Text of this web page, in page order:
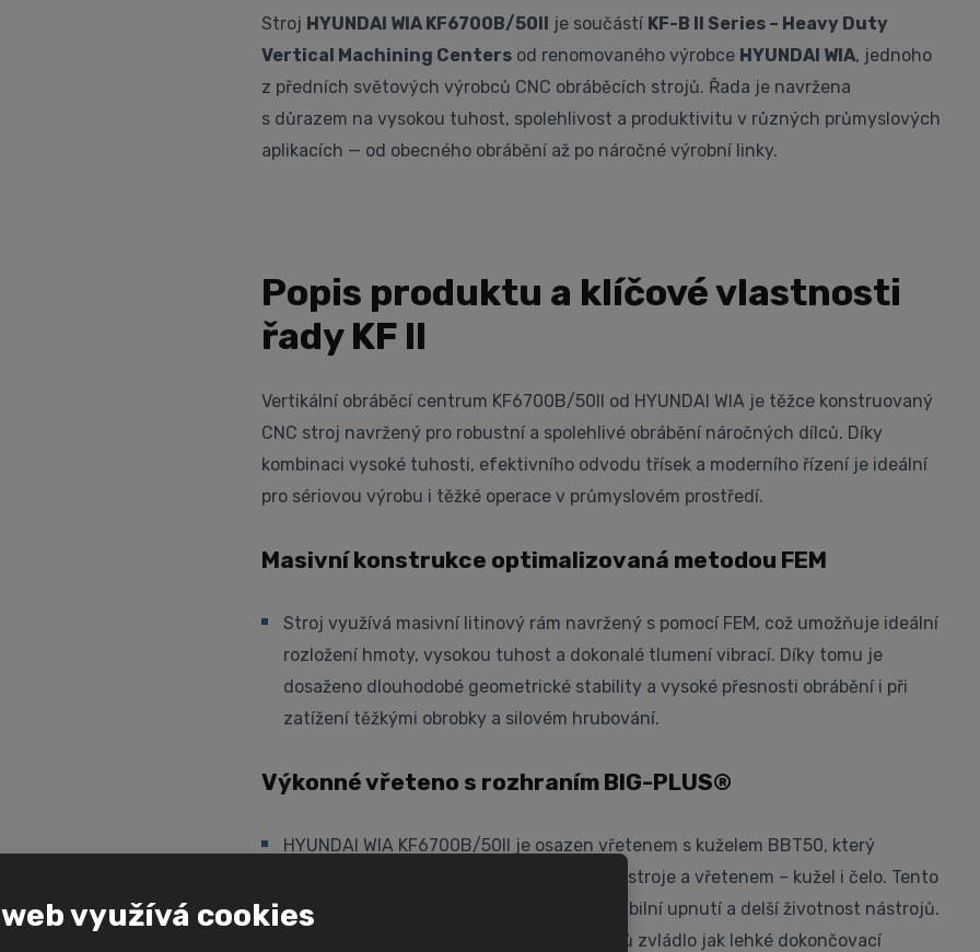
Stroj HYUNDAI WIA KF6700B/50II je součástí KF-B II Series – Heavy Duty
Vertical Machining Centers od renomovaného výrobce HYUNDAI WIA, jednoho
z předních světových výrobců CNC obráběcích strojů. Řada je navržena
s důrazem na vysokou tuhost, spolehlivost a produktivitu v různých průmyslových
aplikacích — od obecného obrábění až po náročné výrobní linky.
Popis produktu a klíčové vlastnosti
řady KF II
Vertikální obráběcí centrum KF6700B/50II od HYUNDAI WIA je těžce konstruovaný
CNC stroj navržený pro robustní a spolehlivé obrábění náročných dílců. Díky
kombinaci vysoké tuhosti, efektivního odvodu třísek a moderního řízení je ideální
pro sériovou výrobu i těžké operace v průmyslovém prostředí.
Masivní konstrukce optimalizovaná metodou FEM
Stroj využívá masivní litinový rám navržený s pomocí FEM, což umožňuje ideální
rozložení hmoty, vysokou tuhost a dokonalé tlumení vibrací. Díky tomu je
dosaženo dlouhodobé geometrické stability a vysoké přesnosti obrábění i při
zatížení těžkými obrobky a silovém hrubování.
Výkonné vřeteno s rozhraním BIG-PLUS®
HYUNDAI WIA KF6700B/50II je osazen vřetenem s kuželem BBT50, který
zajišťuje dvojitý kontakt mezi držákem nástroje a vřetenem – kužel i čelo. Tento
systém přináší vyšší ohybovou tuhost, stabilní upnutí a delší životnost nástrojů.
Vřeteno je navrženo tak, aby bez problémů zvládlo jak lehké dokončovací
využívá cookies